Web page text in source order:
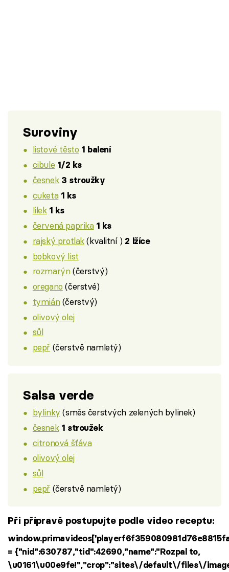
Suroviny
listové těsto 1 balení
cibule 1/2 ks
česnek 3 stroužky
cuketa 1 ks
lilek 1 ks
červená paprika 1 ks
rajský protlak(kvalitní ) 2 lžíce
bobkový list
rozmarýn(čerstvý)
oregano (čerstvé)
tymián(čerstvý)
olivový olej
sůl
pepř (čerstvě namletý)
Salsa verde
bylinky (směs čerstvých zelených bylinek)
česnek 1 stroužek
citronová šťáva
olivový olej
sůl
pepř (čerstvě namletý)
Při přípravě postupujte podle video receptu:
= {"nid":630787,"tid":42690,"name":"Rozpal to,
\u0161\u00e9fe!","crop":"sites\/default\/files\/